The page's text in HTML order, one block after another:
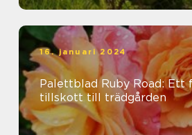
16. januari 2024
Palettblad Ruby Road: Ett
tillskott till trädgården